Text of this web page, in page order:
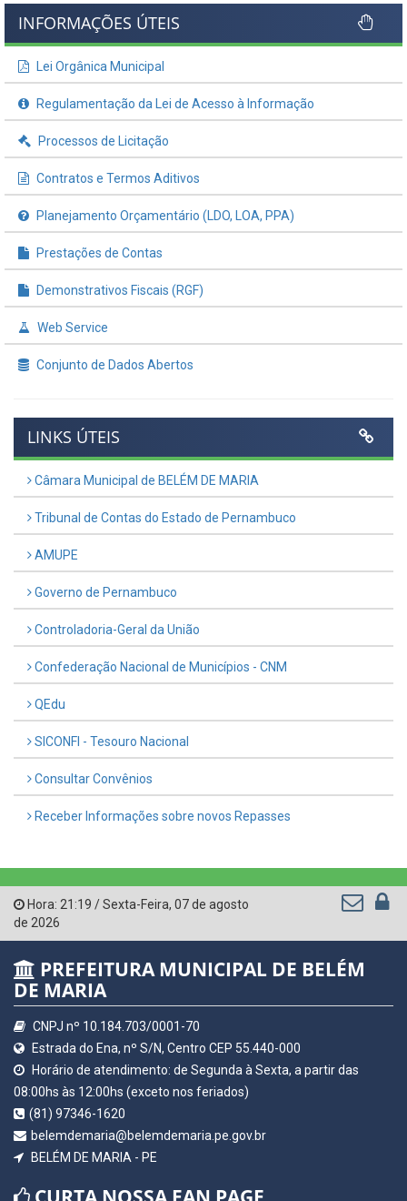
INFORMAÇÕES ÚTEIS
Lei Orgânica Municipal
Regulamentação da Lei de Acesso à Informação
Processos de Licitação
Contratos e Termos Aditivos
Planejamento Orçamentário (LDO, LOA, PPA)
Prestações de Contas
Demonstrativos Fiscais (RGF)
Web Service
Conjunto de Dados Abertos
LINKS ÚTEIS
Câmara Municipal de BELÉM DE MARIA
Tribunal de Contas do Estado de Pernambuco
AMUPE
Governo de Pernambuco
Controladoria-Geral da União
Confederação Nacional de Municípios - CNM
QEdu
SICONFI - Tesouro Nacional
Consultar Convênios
Receber Informações sobre novos Repasses
Hora: 21:19 /Sexta-Feira, 07 de agosto
de 2026
PREFEITURA MUNICIPAL DE BELÉM
DE MARIA
CNPJ nº 10.184.703/0001-70
Estrada do Ena, nº S/N, Centro CEP 55.440-000
Horário de atendimento: de Segunda à Sexta, a partir das
08:00hs às 12:00hs (exceto nos feriados)
(81) 97346-1620
belemdemaria@belemdemaria.pe.gov.br
BELÉM DE MARIA - PE